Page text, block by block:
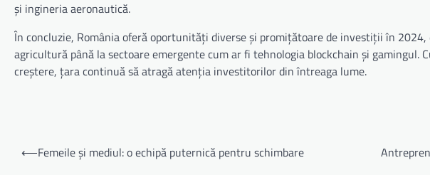
și ingineria aeronautică.
În concluzie, România oferă oportunități diverse și promițătoare de investiții în
agricultură până la sectoare emergente cum ar fi tehnologia blockchain și gamingul.
creștere, țara continuă să atragă atenția investitorilor din întreaga lume.
Navigare
⟵Femeile și mediul: o echipă puternică pentru schimbare